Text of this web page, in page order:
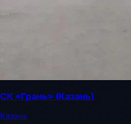
СК «Грань» (Казань)
Казань